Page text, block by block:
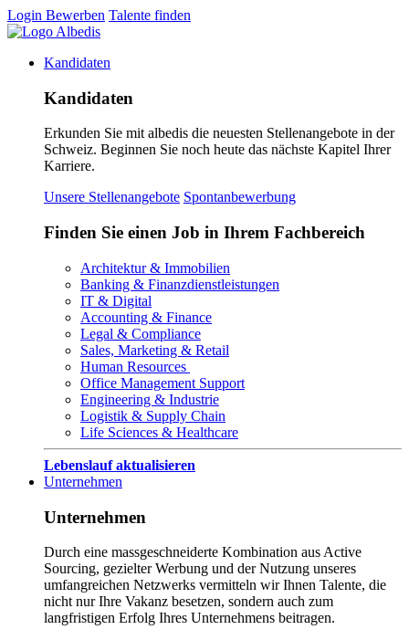
Login Bewerben Talente finden
Kandidaten
Kandidaten
Erkunden Sie mit albedis die neuesten Stellenangebote in der
Schweiz. Beginnen Sie noch heute das nächste Kapitel Ihrer
Karriere.
Unsere Stellenangebote Spontanbewerbung
Finden Sie einen Job in Ihrem Fachbereich
Architektur & Immobilien
Banking & Finanzdienstleistungen
IT & Digital
Accounting & Finance
Legal & Compliance
Sales, Marketing & Retail
Human Resources
Office Management Support
Engineering & Industrie
Logistik & Supply Chain
Life Sciences & Healthcare
Lebenslauf aktualisieren
Unternehmen
Unternehmen
Durch eine massgeschneiderte Kombination aus Active
Sourcing, gezielter Werbung und der Nutzung unseres
umfangreichen Netzwerks vermitteln wir Ihnen Talente, die
nicht nur Ihre Vakanz besetzen, sondern auch zum
langfristigen Erfolg Ihres Unternehmens beitragen.